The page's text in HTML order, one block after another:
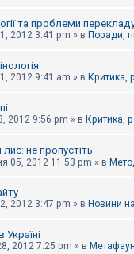
та проблеми
2012 3:41 pm » в Поради,
2012 9:41 am » в Критика,
2012 9:56 pm » в Критика,
не пропустіть
05, 2012 11:53 pm » в
2012 3:47 pm » в Новини
Україні
2012 7:25 pm » в